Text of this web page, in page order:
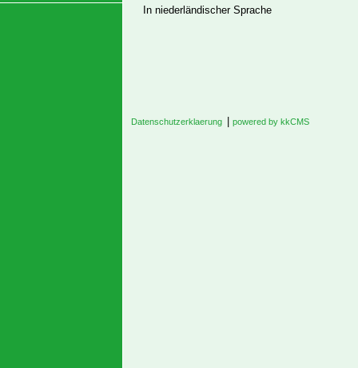
In niederländischer Sprache
Datenschutzerklaerung powered by kkCMS